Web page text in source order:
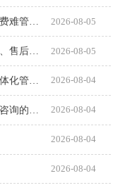
物业系统选型难？看宅总管如何破解收费难管理乱 2026-08-05
2026-08-05
2026-08-04
2026-08-04
2026-08-04
2026-08-04